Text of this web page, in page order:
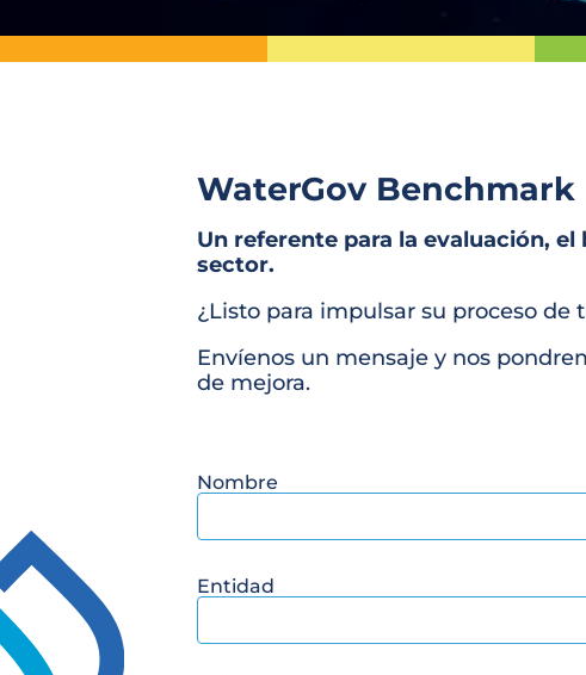
WaterGov Benchmark
Un referente para la evaluación,
sector.
¿Listo para impulsar su proceso
Envíenos un mensaje y nos
de mejora.
Nombre
Entidad